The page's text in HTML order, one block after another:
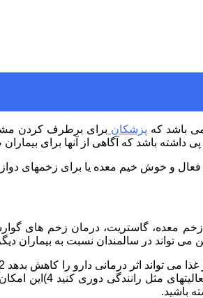
باشد که پزشکان برای برطرف کردن
داشته باشد که آگاهی از آنها برای
فعال و خوش خیم معده یا برای زخمهای
معده، گاستریت، درمان زخم های
تواند در سالمندان نسبت به بیماران
باشید.